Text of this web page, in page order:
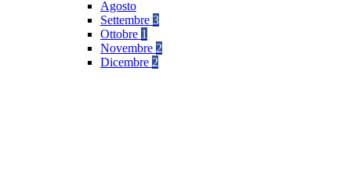
Agosto
Settembre 3
Ottobre 1
Novembre 2
Dicembre 2